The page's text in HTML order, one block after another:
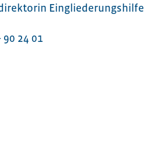
Eingliederungshilfe
90 24 01